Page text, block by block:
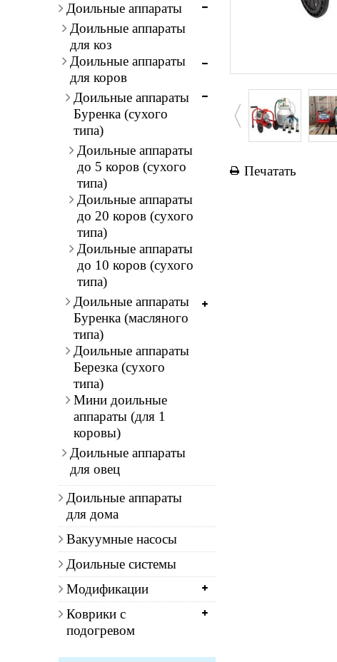
Печатать
Доильные аппараты
Доильные аппараты
для коз
Доильные аппараты
для коров
Доильные аппараты
Буренка (сухого
типа)
Доильные аппараты
до 5 коров (сухого
типа)
Доильные аппараты
до 20 коров (сухого
типа)
Доильные аппараты
до 10 коров (сухого
типа)
Доильные аппараты
Буренка (масляного
типа)
Доильные аппараты
Березка (сухого
типа)
Мини доильные
аппараты (для 1
коровы)
Доильные аппараты
для овец
Доильные аппараты
для дома
Вакуумные насосы
Доильные системы
Модификации
Коврики с
подогревом